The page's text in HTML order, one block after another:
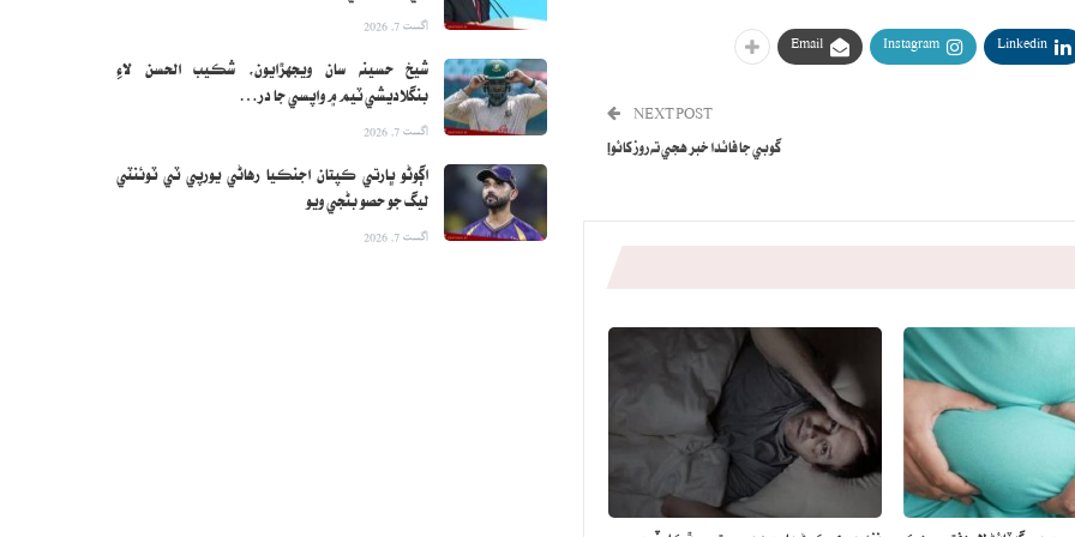
Linkedin
Instagram
Email
NEXT POST
گوبي جا فائدا خبر هجي ته روز کائو!
اگست 7, 2026
شيخ حسينه سان ويجهڙايون، شڪيب الحسن لاءِ
بنگلاديشي ٽيم ۾ واپسي جا در…
اگست 7, 2026
اڳوڻو ڀارتي ڪپتان اجنڪيا رهاڻي يورپي ٽي ٽوئنٽي
ليگ جو حصو بڻجي ويو
اگست 7, 2026